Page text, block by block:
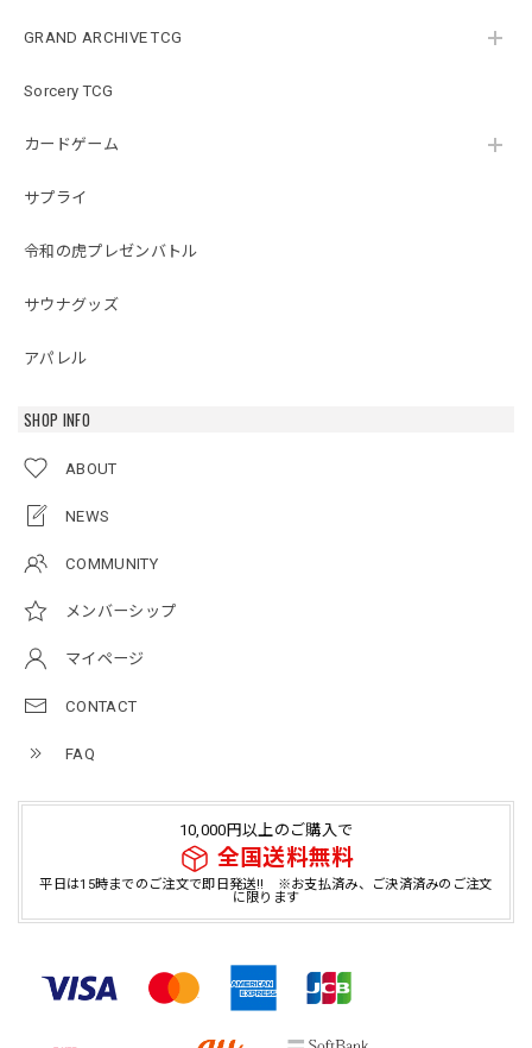
GRAND ARCHIVE TCG
Sorcery TCG
カードゲーム
サプライ
令和の虎プレゼンバトル
サウナグッズ
アパレル
SHOP INFO
ABOUT
NEWS
COMMUNITY
メンバーシップ
マイページ
CONTACT
FAQ
10,000円以上のご購入で
全国送料無料
平日は15時までのご注文で即日発送!! ※お支払済み、ご決済済みのご注文
に限ります